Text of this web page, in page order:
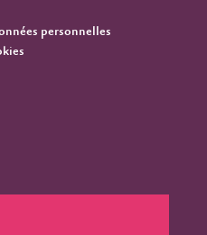
personnelles